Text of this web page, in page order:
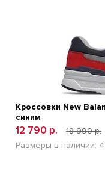
Кроссовки New
синим
12 790 р.
18 990 р.
Размеры в наличии: